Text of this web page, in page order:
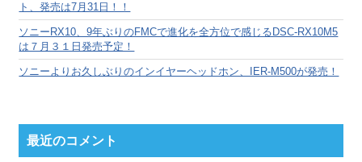
ト、発売は7月31日！！
ソニーRX10、9年ぶりのFMCで進化を全方位で感じるDSC-RX10M5
は７月３１日発売予定！
ソニーよりお久しぶりのインイヤーヘッドホン、IER-M500が発売！
最近のコメント